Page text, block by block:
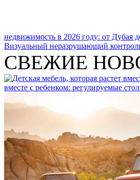
недвижимость в 2026 году: от
Визуальный неразрушающий
СВЕЖИЕ
вместе с ребенком: регулируемые